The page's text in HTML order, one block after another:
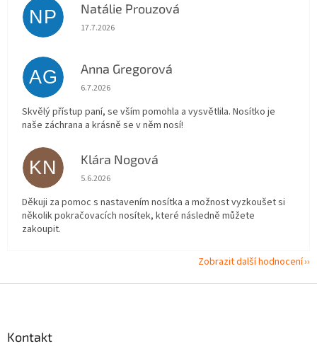
NP Natálie Prouzová
Hodnocení obchodu je 5 z 5 hvězdiček.
17.7.2026
AG Anna Gregorová
Hodnocení obchodu je 5 z 5 hvězdiček.
6.7.2026
Skvělý přístup paní, se vším pomohla a vysvětlila. Nosítko je
naše záchrana a krásně se v něm nosí!
KN Klára Nogová
Hodnocení obchodu je 5 z 5 hvězdiček.
5.6.2026
Děkuji za pomoc s nastavením nosítka a možnost vyzkoušet si
několik pokračovacích nosítek, které následně můžete
zakoupit.
Zobrazit další hodnocení
Kontakt